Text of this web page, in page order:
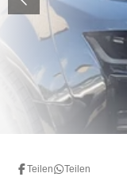
Teilen Teilen